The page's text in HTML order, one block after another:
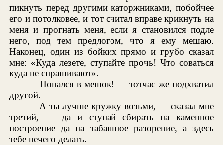
пикнуть перед другими каторжниками, побойчее
его и потолковее, и тот считал вправе крикнуть на
меня и прогнать меня, если я становился подле
него, под тем предлогом, что я ему мешаю.
Наконец, один из бойких прямо и грубо сказал
мне: «Куда лезете, ступайте прочь! Что соваться
куда не спрашивают».
— Попался в мешок! — тотчас же подхватил
другой.
— А ты лучше кружку возьми, — сказал мне
третий, — да и ступай сбирать на каменное
построение да на табашное разорение, а здесь
тебе нечего делать.